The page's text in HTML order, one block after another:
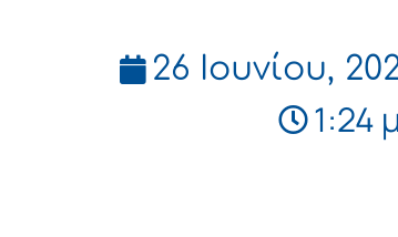
26 Ιουνίου,
1:24